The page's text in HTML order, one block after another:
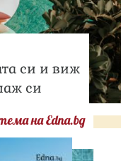
си и виж
си
на Edna.bg